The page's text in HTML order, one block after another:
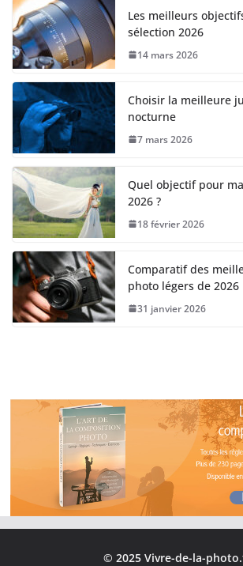
Les meilleurs
sélection 2026
14 mars 2026
Choisir la meilleure
nocturne
7 mars 2026
Quel objectif pour
2026 ?
18 février 2026
Comparatif des
photo légers de 2026
31 janvier 2026
© 2025 Vivre-de-la-